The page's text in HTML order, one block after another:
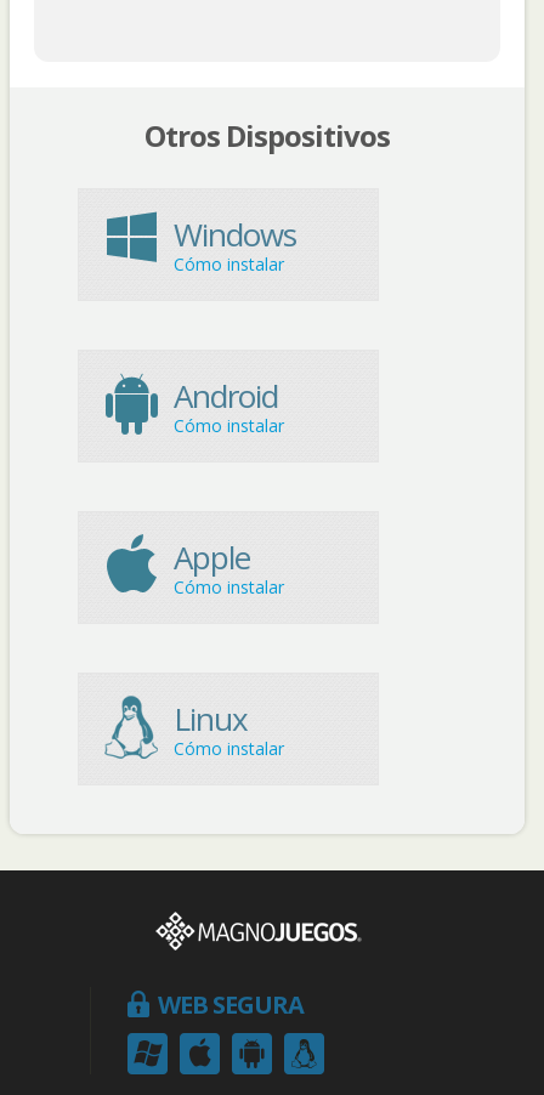
Otros Dispositivos
Windows
Cómo instalar
Android
Cómo instalar
Apple
Cómo instalar
Linux
Cómo instalar
WEB SEGURA